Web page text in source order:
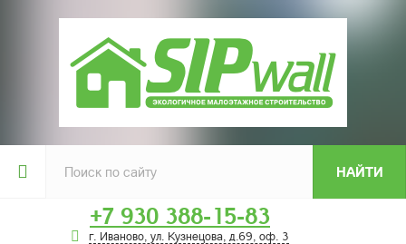
НАЙТИ
+7 930 388-15-83
г. Иваново, ул. Кузнецова, д.69, оф. 3